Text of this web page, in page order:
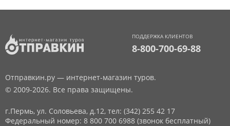
ПОДДЕРЖКА КЛИЕНТОВ
8-800-700-69-88
Отправкин.ру — интернет-магазин туров.
© 2009-2026. Все права защищены.
г.Пермь, ул. Соловьева, д.12, тел: (342) 255 42 17
Федеральный номер: 8 800 700 6988 (звонок бесплатный)